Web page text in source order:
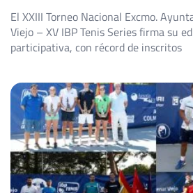
El XXIII Torneo Nacional Excmo.
Viejo – XV IBP Tenis Series firma su
participativa, con récord de inscritos